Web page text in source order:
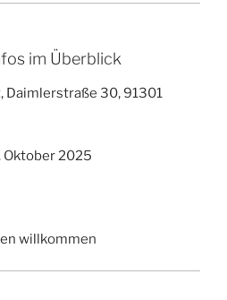
im Überblick
Daimlerstraße 30, 91301
Oktober 2025
willkommen